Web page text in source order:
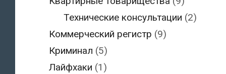
Технические консультации (2)
Коммерческий регистр (9)
Криминал (5)
Лайфхаки (1)